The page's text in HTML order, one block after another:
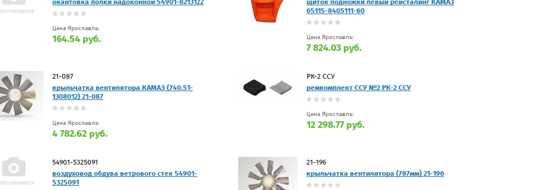
Цена Ярославль:
164.54 руб.
65115-8405111-60
Цена Ярославль:
7 824.03 руб.
21-087
крыльчатка вентилятора КАМАЗ (740.51-
1308012) 21-087
Цена Ярославль:
4 782.62 руб.
РК-2 ССУ
ремкомплект ССУ №2 РК-2 ССУ
Цена Ярославль:
12 298.77 руб.
54901-5325091
воздуховод обдува ветрового стек 54901-
5325091
21-196
крыльчатка вентилятора (787мм) 21-196